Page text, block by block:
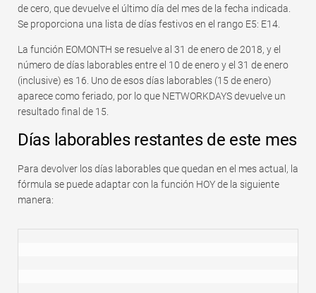
de cero, que devuelve el último día del mes de la fecha indicada.
Se proporciona una lista de días festivos en el rango E5: E14.
La función EOMONTH se resuelve al 31 de enero de 2018, y el
número de días laborables entre el 10 de enero y el 31 de enero
(inclusive) es 16. Uno de esos días laborables (15 de enero)
aparece como feriado, por lo que NETWORKDAYS devuelve un
resultado final de 15.
Días laborables restantes de este mes
Para devolver los días laborables que quedan en el mes actual, la
fórmula se puede adaptar con la función HOY de la siguiente
manera: